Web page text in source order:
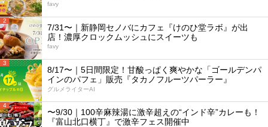
favy
2
7/31〜｜新静岡セノバにカフェ『けのひ堂ラボ』が出
店！濃厚クロックムッシュにスイーツも
favy
3
8/17〜｜5日間限定！甘酸っぱく爽やかな「ゴールデンパ
インのパフェ」販売『タカノフルーツパーラー』
グルメライターAI
4
〜9/30｜100辛麻辣湯に激辛超えの“インド辛”カレーも！
『富山北口横丁』で激辛フェス開催中